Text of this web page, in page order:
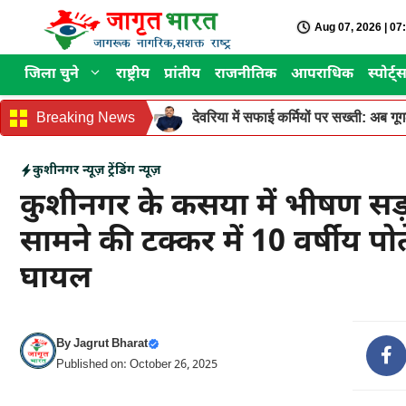
content
Aug 07, 2026 |
जिला चुने राष्ट्रीय प्रांतीय राजनीतिक आपराधिक स्पोर्ट्स
Breaking News देवरिया में सफाई कर्मियों पर सख्ती: अब
कुशीनगर न्यूज़ ट्रेंडिंग न्यूज़
कुशीनगर के कसया में भीषण
सामने की टक्कर में 10 वर्षीय
घायल
ByJagrut Bharat
Published on: October 26, 2025